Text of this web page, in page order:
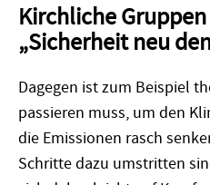
Kirchliche
„Sicherheit neu
Dagegen ist zum Beispiel
passieren muss, um den
die Emissionen rasch
Schritte dazu umstritten